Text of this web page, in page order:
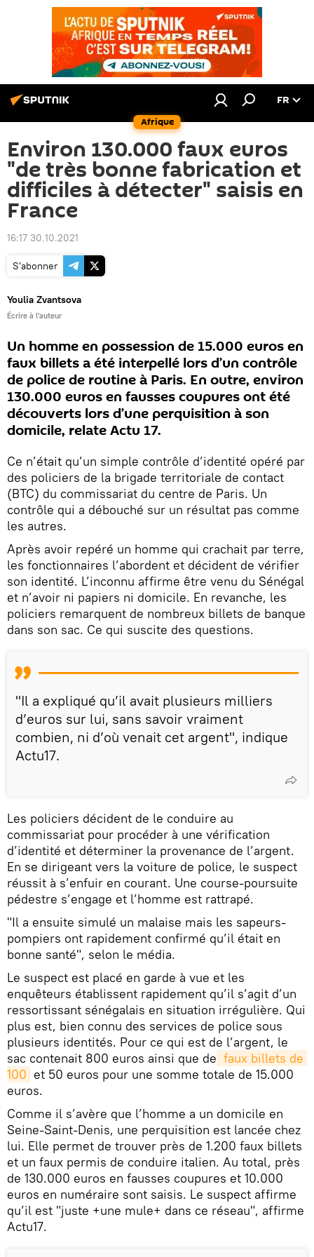
Afrique
FR
Environ 130.000 faux euros
"de très bonne fabrication et
difficiles à détecter" saisis en
France
16:17 30.10.2021
S'abonner
Youlia Zvantsova
Écrire à l'auteur
Un homme en possession de 15.000 euros en
faux billets a été interpellé lors d’un contrôle
de police de routine à Paris. En outre, environ
130.000 euros en fausses coupures ont été
découverts lors d’une perquisition à son
domicile, relate Actu 17.
Ce n’était qu’un simple contrôle d’identité opéré par
des policiers de la brigade territoriale de contact
(BTC) du commissariat du centre de Paris. Un
contrôle qui a débouché sur un résultat pas comme
les autres.
Après avoir repéré un homme qui crachait par terre,
les fonctionnaires l’abordent et décident de vérifier
son identité. L’inconnu affirme être venu du Sénégal
et n’avoir ni papiers ni domicile. En revanche, les
policiers remarquent de nombreux billets de banque
dans son sac. Ce qui suscite des questions.
"Il a expliqué qu’il avait plusieurs milliers
d’euros sur lui, sans savoir vraiment
combien, ni d’où venait cet argent", indique
Actu17.
Les policiers décident de le conduire au
commissariat pour procéder à une vérification
d’identité et déterminer la provenance de l’argent.
En se dirigeant vers la voiture de police, le suspect
réussit à s’enfuir en courant. Une course-poursuite
pédestre s’engage et l’homme est rattrapé.
"Il a ensuite simulé un malaise mais les sapeurs-
pompiers ont rapidement confirmé qu’il était en
bonne santé", selon le média.
Le suspect est placé en garde à vue et les
enquêteurs établissent rapidement qu’il s’agit d’un
ressortissant sénégalais en situation irrégulière. Qui
plus est, bien connu des services de police sous
plusieurs identités. Pour ce qui est de l’argent, le
sac contenait 800 euros ainsi que de faux billets de
100 et 50 euros pour une somme totale de 15.000
euros.
Comme il s’avère que l’homme a un domicile en
Seine-Saint-Denis, une perquisition est lancée chez
lui. Elle permet de trouver près de 1.200 faux billets
et un faux permis de conduire italien. Au total, près
de 130.000 euros en fausses coupures et 10.000
euros en numéraire sont saisis. Le suspect affirme
qu’il est "juste +une mule+ dans ce réseau", affirme
Actu17.